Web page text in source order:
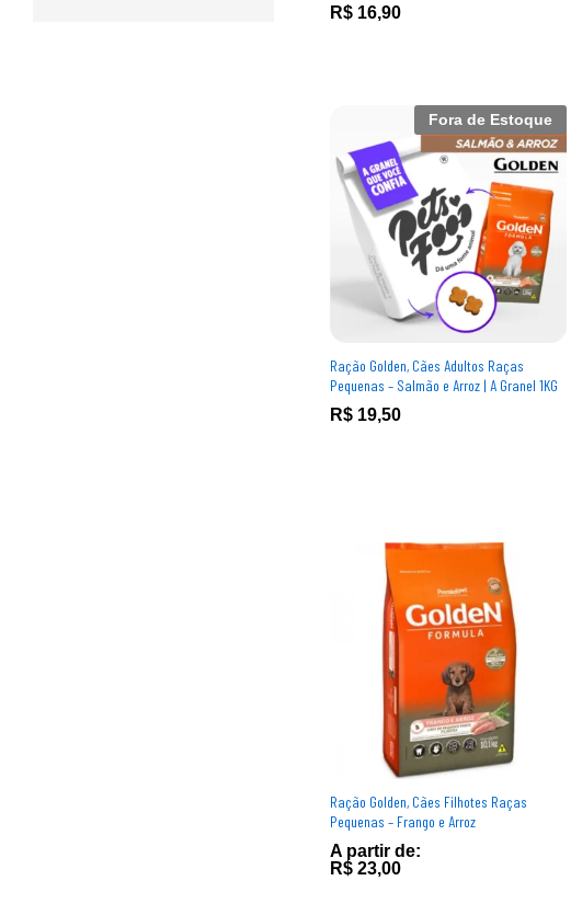
R$16,90
R$16,90
Fora de Estoque
Ração Golden, Cães Adultos Raças
Pequenas – Salmão e Arroz | A Granel 1KG
R$19,50
R$19,50
Ração Golden, Cães Filhotes Raças
Pequenas – Frango e Arroz
A partir de:
R$23,00
R$23,00